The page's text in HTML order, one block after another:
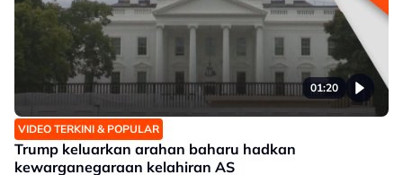
01:20
VIDEO TERKINI & POPULAR
Trump keluarkan arahan baharu hadkan
kewarganegaraan kelahiran AS